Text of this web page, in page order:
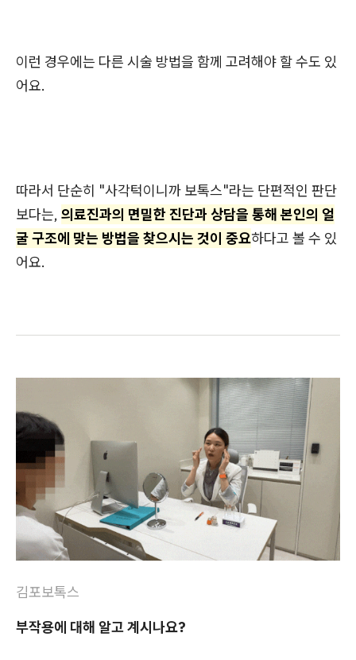
이런 경우에는 다른 시술 방법을 함께 고려해야 할 수도 있
어요.
따라서 단순히 "사각턱이니까 보톡스"라는 단편적인 판단
보다는, 의료진과의 면밀한 진단과 상담을 통해 본인의 얼
굴 구조에 맞는 방법을 찾으시는 것이 중요하다고 볼 수 있
어요.
김포보톡스
부작용에 대해 알고 계시나요?